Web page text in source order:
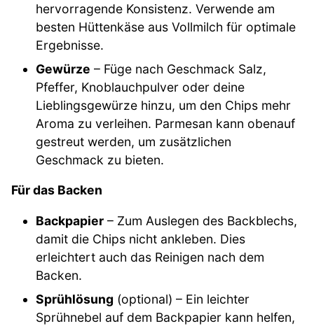
hervorragende Konsistenz. Verwende am
besten Hüttenkäse aus Vollmilch für optimale
Ergebnisse.
Gewürze – Füge nach Geschmack Salz,
Pfeffer, Knoblauchpulver oder deine
Lieblingsgewürze hinzu, um den Chips mehr
Aroma zu verleihen. Parmesan kann obenauf
gestreut werden, um zusätzlichen
Geschmack zu bieten.
Für das Backen
Backpapier – Zum Auslegen des Backblechs,
damit die Chips nicht ankleben. Dies
erleichtert auch das Reinigen nach dem
Backen.
Sprühlösung (optional) – Ein leichter
Sprühnebel auf dem Backpapier kann helfen,